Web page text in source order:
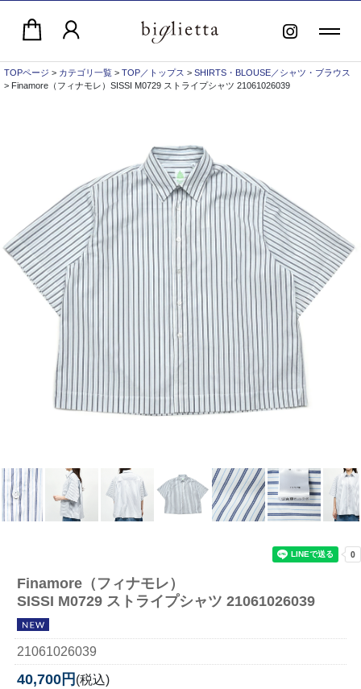
TOPページ > カテゴリ一覧 > TOP／トップス > SHIRTS・BLOUSE／シャツ・ブラウス
> Finamore（フィナモレ）SISSI M0729 ストライプシャツ 21061026039
Finamore（フィナモレ）
SISSI M0729 ストライプシャツ 21061026039
21061026039
40,700円 (税込)